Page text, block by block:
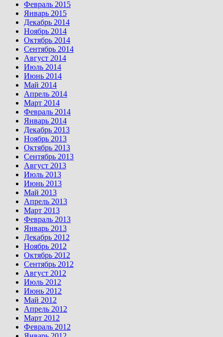
Февраль 2015
Январь 2015
Декабрь 2014
Ноябрь 2014
Октябрь 2014
Сентябрь 2014
Август 2014
Июль 2014
Июнь 2014
Май 2014
Апрель 2014
Март 2014
Февраль 2014
Январь 2014
Декабрь 2013
Ноябрь 2013
Октябрь 2013
Сентябрь 2013
Август 2013
Июль 2013
Июнь 2013
Май 2013
Апрель 2013
Март 2013
Февраль 2013
Январь 2013
Декабрь 2012
Ноябрь 2012
Октябрь 2012
Сентябрь 2012
Август 2012
Июль 2012
Июнь 2012
Май 2012
Апрель 2012
Март 2012
Февраль 2012